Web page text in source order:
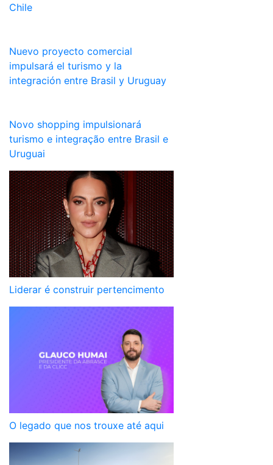
Chile
Nuevo proyecto comercial
impulsará el turismo y la
integración entre Brasil y Uruguay
Novo shopping impulsionará
turismo e integração entre Brasil e
Uruguai
Liderar é construir pertencimento
O legado que nos trouxe até aqui